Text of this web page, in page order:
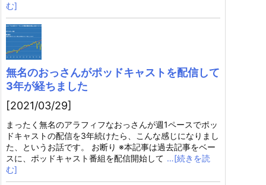
む]
無名のおっさんがポッドキャストを配信して
3年が経ちました
[2021/03/29]
まったく無名のアラフィフなおっさんが週1ペースでポッ
ドキャストの配信を3年続けたら、こんな感じになりまし
た、というお話です。 お断り ※本記事は過去記事をベー
スに、ポッドキャスト番組を配信開始して …[続きを読
む]